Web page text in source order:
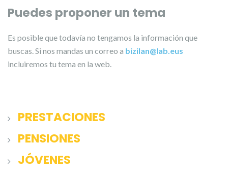
Puedes proponer un tema
Es posible que todavía no tengamos la información que
buscas. Si nos mandas un correo a bizilan@lab.eus
incluiremos tu tema en la web.
PRESTACIONES
PENSIONES
JÓVENES